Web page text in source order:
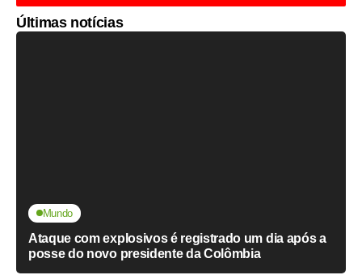
Últimas notícias
Mundo
Ataque com explosivos é registrado um dia após a
posse do novo presidente da Colômbia